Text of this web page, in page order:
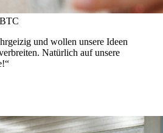
und wollen unsere Ideen
Natürlich auf unsere